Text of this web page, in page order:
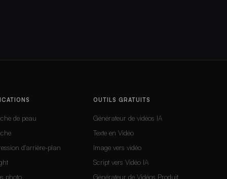
de peau
d'arrière-plan
photo
OUTILS GRATUITS
Générateur de vidéos IA
Texte en Vidéo
Image vers vidéo
Script vers Vidéo IA
Générateur de Vidéos Produit